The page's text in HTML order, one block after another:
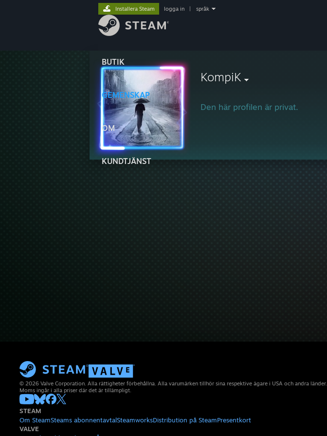
BUTIK
GEMENSKAP
OM
KUNDTJÄNST
Installera Steam logga in språk
KompiK
Den här profilen är privat.
© 2026 Valve Corporation. Alla rättigheter förbehållna. Alla varumärken tillhör sina respektive ägare i USA och andra länder.
Moms ingår i alla priser där det är tillämpligt.
STEAM
Om SteamSteams abonnentavtalSteamworksDistribution på SteamPresentkort
VALVE